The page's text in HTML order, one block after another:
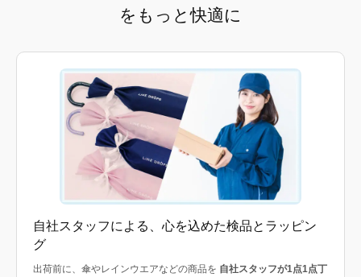
をもっと快適に
自社スタッフによる、心を込めた検品とラッピン
グ
出荷前に、傘やレインウエアなどの商品を 自社スタッフが1点1点丁